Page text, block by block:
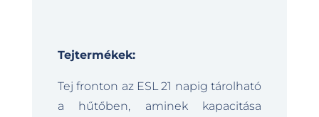
Tejtermékek:
Tej fronton az ESL 21 napig tárolható
a hűtőben, aminek kapacitása